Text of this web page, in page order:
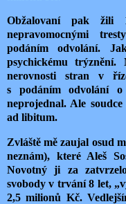
Obžalovaní pak žili
nepravomocnými
podáním odvolání.
psychickému
nerovnosti stran v
s podáním odvolání
neprojednal. Ale
ad libitum.
Zvláště mě zaujal osud
neznám), které Aleš
Novotný ji za
svobody v trvání 8 let,
2,5 milionů Kč.